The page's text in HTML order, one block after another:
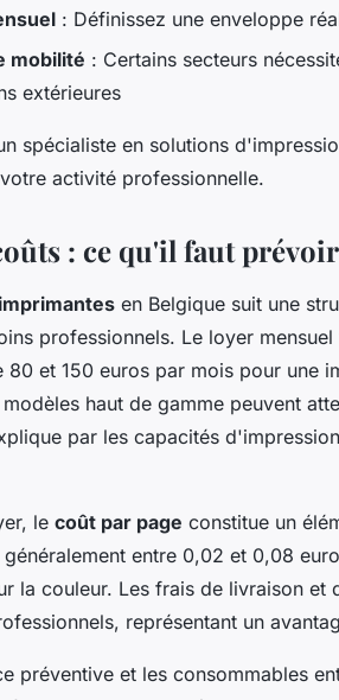
: Définissez une enveloppe
mobilité : Certains secteurs
extérieures
spécialiste en solutions
activité professionnelle.
: ce qu'il faut prévoir
en Belgique suit une
professionnels. Le loyer
80 et 150 euros par mois pour une
haut de gamme peuvent
par les capacités
le coût par page constitue un
entre 0,02 et 0,08
la couleur. Les frais de livraison
représentant un
préventive et les consommables